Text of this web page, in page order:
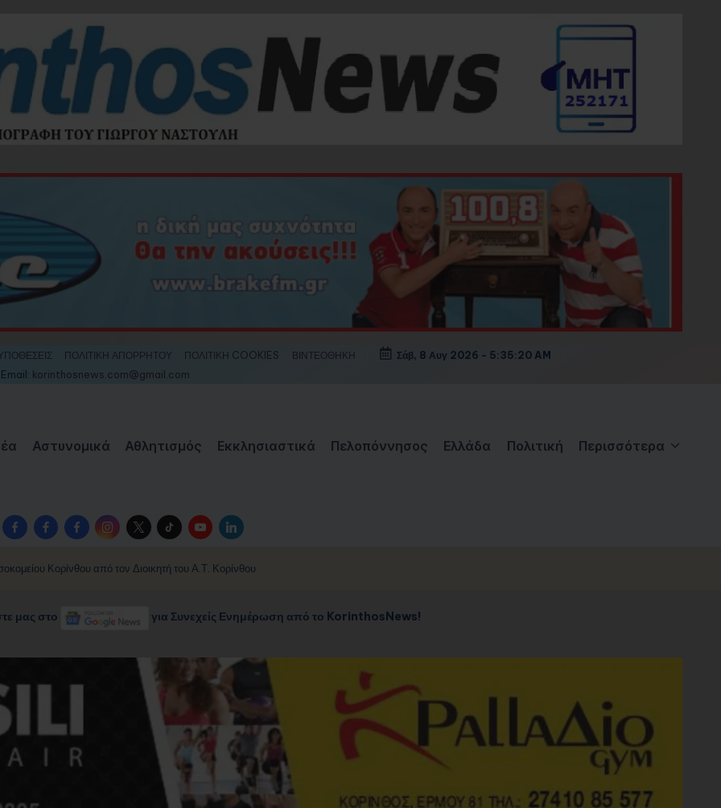
ΠΟΛΙΤΙΚΗ ΑΠΟΡΡΗΤΟΥ ΠΟΛΙΤΙΚΗ COOKIES ΒΙΝΤΕΟΘΗΚΗ Σάβ, 8 Αυγ 2026 - 5:35:22 AM
korinthosnews.com@gmail.com
Αστυνομικά Αθλητισμός Εκκλησιαστικά Πελοπόννησος Ελλάδα Πολιτική Περισσότερα
Facebook
Group
Facebook
Page
Facebook
Page
Instagram
TwitterTikTokYouTubeLinkedIn
Κορίνθου από τον Διοικητή του Α.Τ. Κορίνθου
μας στο για Συνεχείς Ενημέρωση από το KorinthosNews!